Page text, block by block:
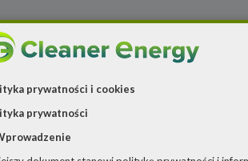
prywatności i cookies
prywatności